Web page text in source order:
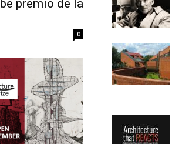
premio de la
0